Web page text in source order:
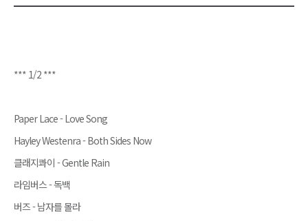
*** 1/2 ***
Paper Lace - Love Song
Hayley Westenra - Both Sides Now
클래지콰이 - Gentle Rain
라임버스 - 독백
버즈 - 남자를 몰라